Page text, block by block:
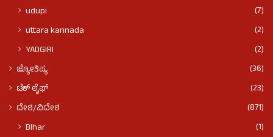
udupi
(7)
uttara kannada
(2)
YADGIRI
(2)
ಜ್ಯೋತಿಷ್ಯ
(36)
ಟೆಕ್ ಲೈಫ್
(23)
ದೇಶ/ವಿದೇಶ
(871)
BIhar
(1)